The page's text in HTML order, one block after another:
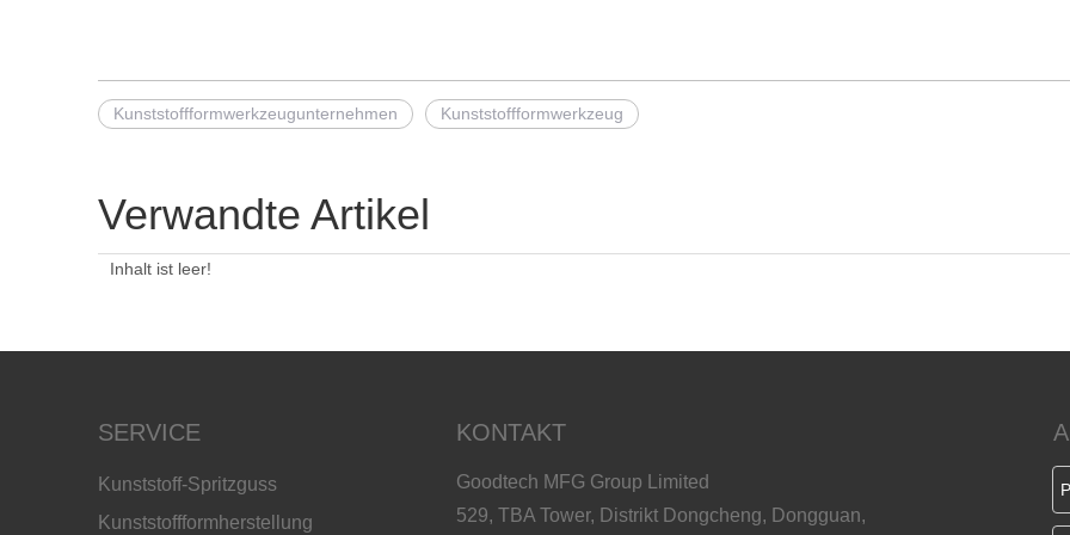
Kunststoffformwerkzeugunternehmen Kunststoffformwerkzeug
Verwandte Artikel
Inhalt ist leer!
SERVICE
Kunststoff-Spritzguss
Kunststoffformherstellung
KONTAKT
Goodtech MFG Group Limited
529, TBA Tower, Distrikt Dongcheng, Dongguan,